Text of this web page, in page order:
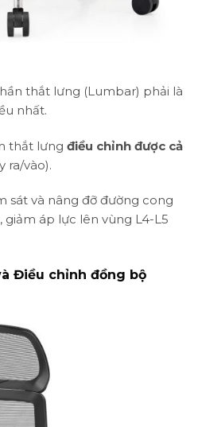
thắt lưng (Lumbar) phải là
nhất.
thắt lưng điều chỉnh được cả
ra/vào).
sát và nâng đỡ đường cong
giảm áp lực lên vùng L4-L5
Điều chỉnh đồng bộ